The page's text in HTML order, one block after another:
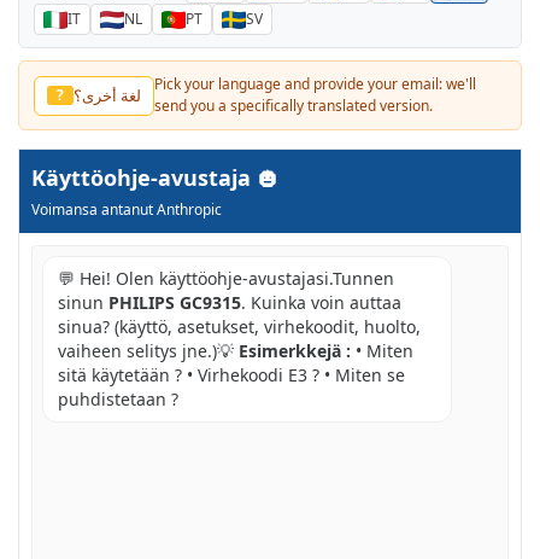
IT
NL PT SV
? لغة أخرى؟
Pick your language and provide your email: we'll
send you a specifically translated version.
Käyttöohje-avustaja
Voimansa antanut Anthropic
💬 Hei! Olen käyttöohje-avustajasi.Tunnen
sinun PHILIPS GC9315. Kuinka voin auttaa
sinua? (käyttö, asetukset, virhekoodit, huolto,
vaiheen selitys jne.)💡 Esimerkkejä : • Miten
sitä käytetään ? • Virhekoodi E3 ? • Miten se
puhdistetaan ?